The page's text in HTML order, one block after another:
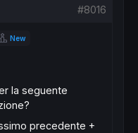
#8016
New
la seguente
precedente +